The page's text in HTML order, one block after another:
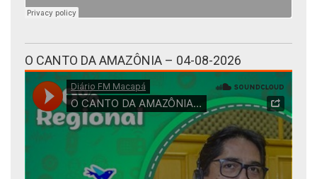
O CANTO DA AMAZÔNIA – 04-08-2026